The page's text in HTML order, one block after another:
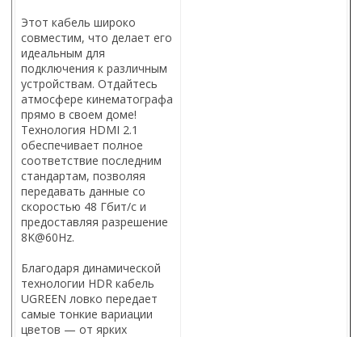
Этот кабель широко
совместим, что делает его
идеальным для
подключения к различным
устройствам. Отдайтесь
атмосфере кинематографа
прямо в своем доме!
Технология HDMI 2.1
обеспечивает полное
соответствие последним
стандартам, позволяя
передавать данные со
скоростью 48 Гбит/с и
предоставляя разрешение
8K@60Hz.
Благодаря динамической
технологии HDR кабель
UGREEN ловко передает
самые тонкие вариации
цветов — от ярких